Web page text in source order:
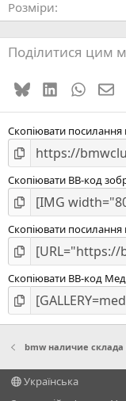
Розміри
Поділитися цим
BlueskyLinkedIn
Скопіювати
Скопіювати BB-код
Скопіювати посилання
Скопіювати BB-код
bmw наличие
Українська